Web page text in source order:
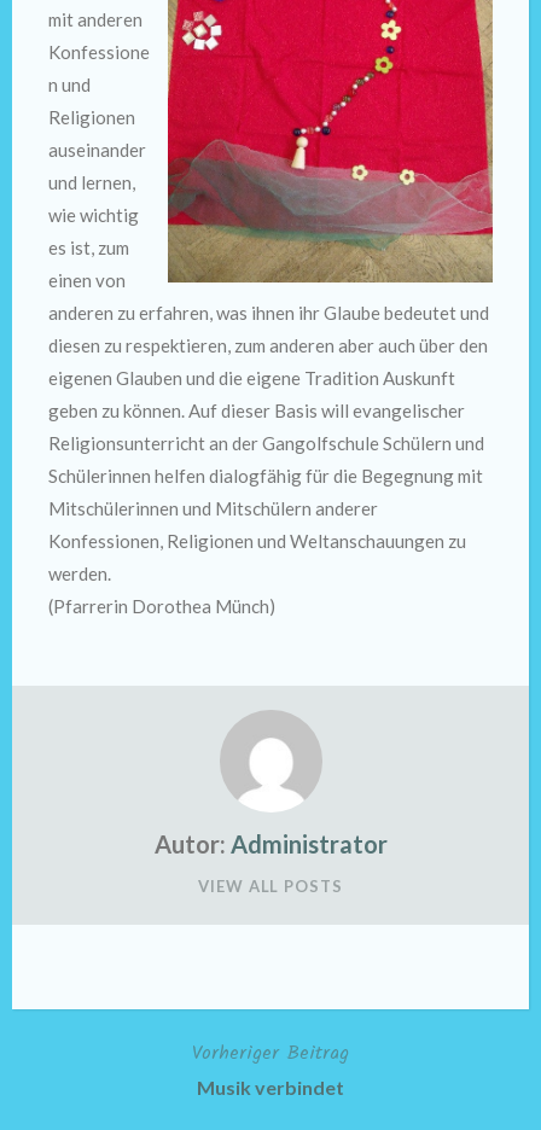
mit anderen
Konfessione
n und
Religionen
auseinander
und lernen,
wie wichtig
es ist, zum
einen von
anderen zu erfahren, was ihnen ihr Glaube bedeutet und
diesen zu respektieren, zum anderen aber auch über den
eigenen Glauben und die eigene Tradition Auskunft
geben zu können. Auf dieser Basis will evangelischer
Religionsunterricht an der Gangolfschule Schülern und
Schülerinnen helfen dialogfähig für die Begegnung mit
Mitschülerinnen und Mitschülern anderer
Konfessionen, Religionen und Weltanschauungen zu
werden.
(Pfarrerin Dorothea Münch)
Autor: Administrator
VIEW ALL POSTS
BeitragsnavigationVorheriger Beitrag
Musik verbindet